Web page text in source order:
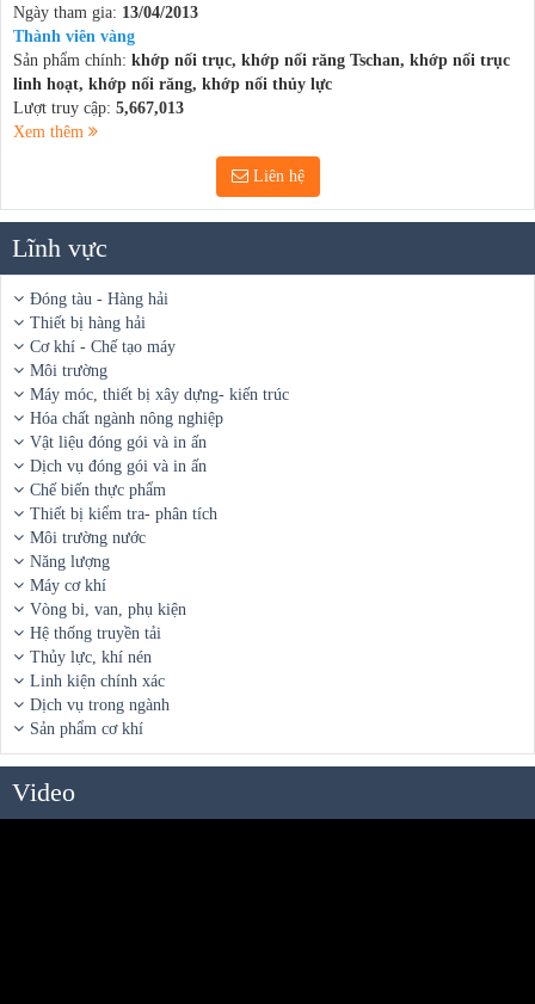
Ngày tham gia: 13/04/2013
Thành viên vàng
Sản phẩm chính: khớp nối trục, khớp nối răng Tschan, khớp nối trục
linh hoạt, khớp nối răng, khớp nối thủy lực
Lượt truy cập: 5,667,013
Xem thêm
Liên hệ
Lĩnh vực
Đóng tàu - Hàng hải
Thiết bị hàng hải
Cơ khí - Chế tạo máy
Môi trường
Máy móc, thiết bị xây dựng- kiến trúc
Hóa chất ngành nông nghiệp
Vật liệu đóng gói và in ấn
Dịch vụ đóng gói và in ấn
Chế biến thực phẩm
Thiết bị kiểm tra- phân tích
Môi trường nước
Năng lượng
Máy cơ khí
Vòng bi, van, phụ kiện
Hệ thống truyền tải
Thủy lực, khí nén
Linh kiện chính xác
Dịch vụ trong ngành
Sản phẩm cơ khí
Video